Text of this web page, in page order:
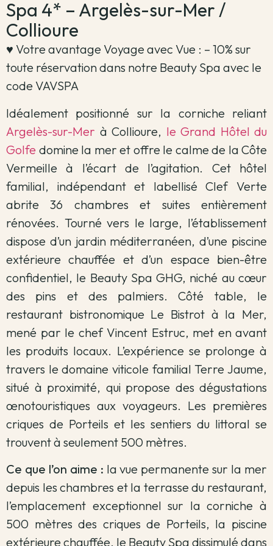
Spa 4* – Argelès-sur-Mer /
Collioure
♥️ Votre avantage Voyage avec Vue : – 10% sur
toute réservation dans notre Beauty Spa avec le
code VAVSPA
Idéalement positionné sur la corniche reliant
Argelès-sur-Mer à Collioure, le Grand Hôtel du
Golfe domine la mer et offre le calme de la Côte
Vermeille à l’écart de l’agitation. Cet hôtel
familial, indépendant et labellisé Clef Verte
abrite 36 chambres et suites entièrement
rénovées. Tourné vers le large, l’établissement
dispose d’un jardin méditerranéen, d’une piscine
extérieure chauffée et d’un espace bien-être
confidentiel, le Beauty Spa GHG, niché au cœur
des pins et des palmiers. Côté table, le
restaurant bistronomique Le Bistrot à la Mer,
mené par le chef Vincent Estruc, met en avant
les produits locaux. L’expérience se prolonge à
travers le domaine viticole familial Terre Jaume,
situé à proximité, qui propose des dégustations
œnotouristiques aux voyageurs. Les premières
criques de Porteils et les sentiers du littoral se
trouvent à seulement 500 mètres.
Ce que l’on aime : la vue permanente sur la mer
depuis les chambres et la terrasse du restaurant,
l’emplacement exceptionnel sur la corniche à
500 mètres des criques de Porteils, la piscine
extérieure chauffée, le Beauty Spa dissimulé dans